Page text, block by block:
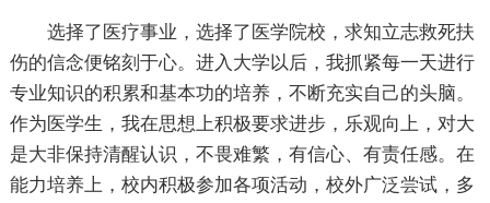
选择了医疗事业，选择了医学院校，求知立志救死扶
伤的信念便铭刻于心。进入大学以后，我抓紧每一天进行
专业知识的积累和基本功的培养，不断充实自己的头脑。
作为医学生，我在思想上积极要求进步，乐观向上，对大
是大非保持清醒认识，不畏难繁，有信心、有责任感。在
能力培养上，校内积极参加各项活动，校外广泛尝试，多